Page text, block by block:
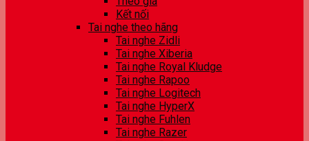
Kết nối
Tai nghe theo hãng
Tai nghe Zidli
Tai nghe Xiberia
Tai nghe Royal Kludge
Tai nghe Rapoo
Tai nghe Logitech
Tai nghe HyperX
Tai nghe Fuhlen
Tai nghe Razer